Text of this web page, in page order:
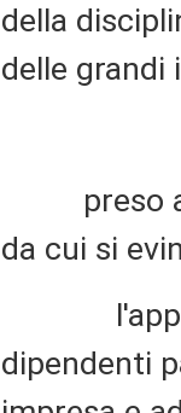
della
delle grandi
preso
da cui si
dipendenti